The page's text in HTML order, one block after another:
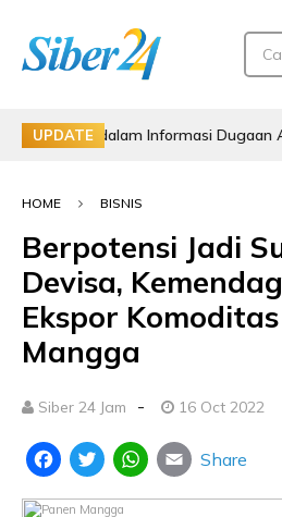
UPDATE
dalam Informasi Dugaan Aktivitas
HOME BISNIS
Berpotensi Jadi
Devisa,
Ekspor
Mangga
Siber 24 Jam - 16 Oct 2022
FacebookTwitterWhatsApp
Email
Share